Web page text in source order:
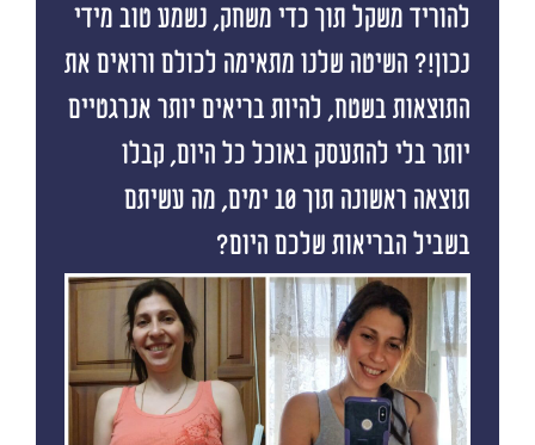
להוריד משקל תוך כדי משחק, נשמע טוב מידי
נכון!? השיטה שלנו מתאימה לכולם ורואים את
התוצאות בשטח, להיות בריאים יותר אנרגטיים
יותר בלי להתעסק באוכל כל היום, קבלו
תוצאה ראשונה תוך 10 ימים, מה עשיתם
בשביל הבריאות שלכם היום?